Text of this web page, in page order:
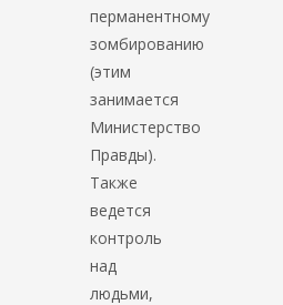
перманентному
зомбированию
(этим
занимается
Министерство
Правды).
Также
ведется
контроль
над
людьми,